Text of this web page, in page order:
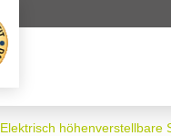
Elektrisch höhenverstellbare